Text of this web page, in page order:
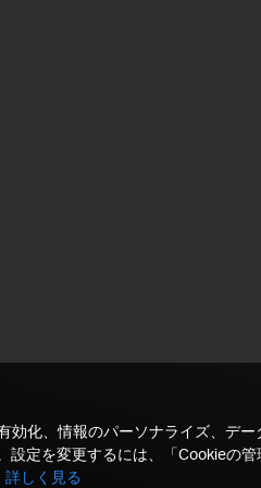
効化、情報のパーソナライズ、デー
定を変更するには、「Cookieの管
詳しく見る